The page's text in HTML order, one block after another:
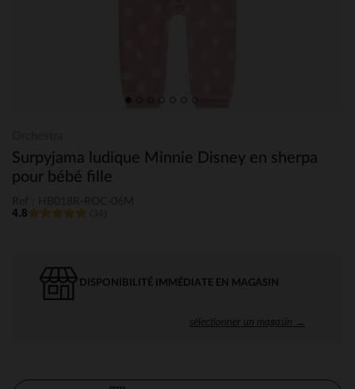
Surpyjama ludique Minnie Disney en sherpa
pour bébé fille
4.8
DISPONIBILITÉ IMMÉDIATE EN MAGASIN
sélectionner un magasin →